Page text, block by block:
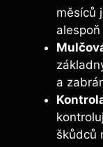
měsíců
a
škůdců